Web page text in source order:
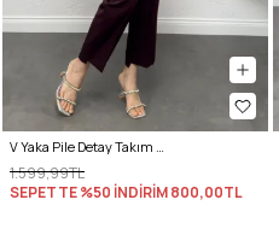
V Yaka Pile Detay Takım 0077 - BORDO
1.599,99TL
SEPETTE %50 İNDİRİM800,00TL